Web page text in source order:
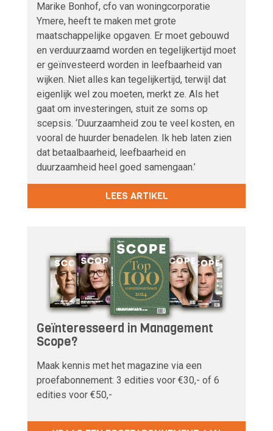
Marike Bonhof, cfo van woningcorporatie
Ymere, heeft te maken met grote
maatschappelijke opgaven. Er moet gebouwd
en verduurzaamd worden en tegelijkertijd moet
er geïnvesteerd worden in leefbaarheid van
wijken. Niet alles kan tegelijkertijd, terwijl dat
eigenlijk wel zou moeten, merkt ze. Als het
gaat om investeringen, stuit ze soms op
scepsis. ‘Duurzaamheid zou te veel kosten, en
vooral de huurder benadelen. Ik heb laten zien
dat betaalbaarheid, leefbaarheid en
duurzaamheid heel goed samengaan.’
LEES ARTIKEL
Geïnteresseerd in Management
Scope?
Maak kennis met het magazine via een
proefabonnement: 3 edities voor €30,- of 6
edities voor €50,-